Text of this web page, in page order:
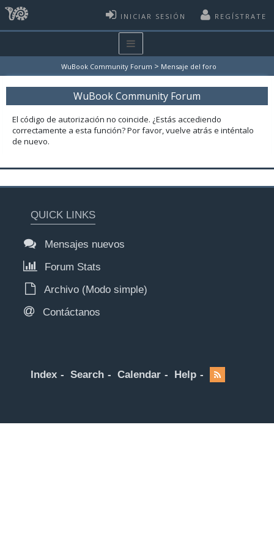
INICIAR SESIÓN REGÍSTRATE
WuBook Community Forum > Mensaje del foro
WuBook Community Forum
El código de autorización no coincide. ¿Estás accediendo
correctamente a esta función? Por favor, vuelve atrás e inténtalo
de nuevo.
QUICK LINKS
Mensajes nuevos
Forum Stats
Archivo (Modo simple)
Contáctanos
Index Search Calendar Help